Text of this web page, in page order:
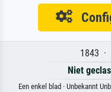
1843 ·
Niet
Een enkel blad · Unbekannt